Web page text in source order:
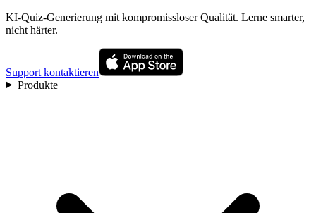
KI-Quiz-Generierung mit kompromissloser Qualität. Lerne smarter,
nicht härter.
Support kontaktieren
Produkte